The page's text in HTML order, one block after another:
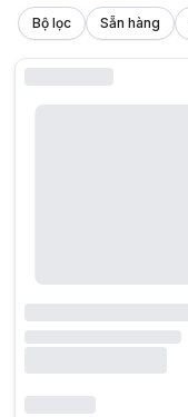
Bộ lọc
Sẵn hàng